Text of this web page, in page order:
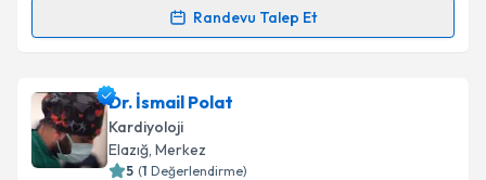
Kişisel verilerimin işlenmesine ilişkin
Metni'ni okudum ve kişisel verilerimin belirtilen
Takvim Talebini Gönder
Randevu Talep Et
Randevu Takvimi Talebi
Doç. Dr. Serhat Günlü
oluşturun. Size bu uzmandan randevu almanız için bir
takvim hazırlandığında e-posta ile bilgilendireceğiz.
Dr. İsmail Polat
Kardiyoloji
Elazığ, Merkez
5 (1 Değerlendirme)